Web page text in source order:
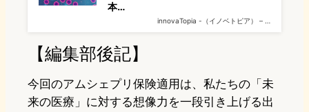
本…
innovaTopia -（イノベトピア） – …
【編集部後記】
今回のアムシェプリ保険適用は、私たちの「未
来の医療」に対する想像力を一段引き上げる出